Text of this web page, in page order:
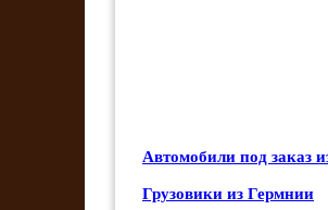
Автомобили под заказ
Грузовики из Гермнии